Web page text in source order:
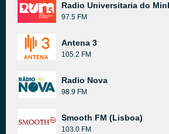
Radio Universitaria do
97.5 FM
Antena 3
105.2 FM
Radio Nova
98.9 FM
Smooth FM (Lisboa)
103.0 FM